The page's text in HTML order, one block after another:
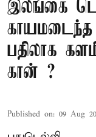
இலங்கை
காயமடைந்த
பதிலாக
கான் ?
Published on: 09 Aug